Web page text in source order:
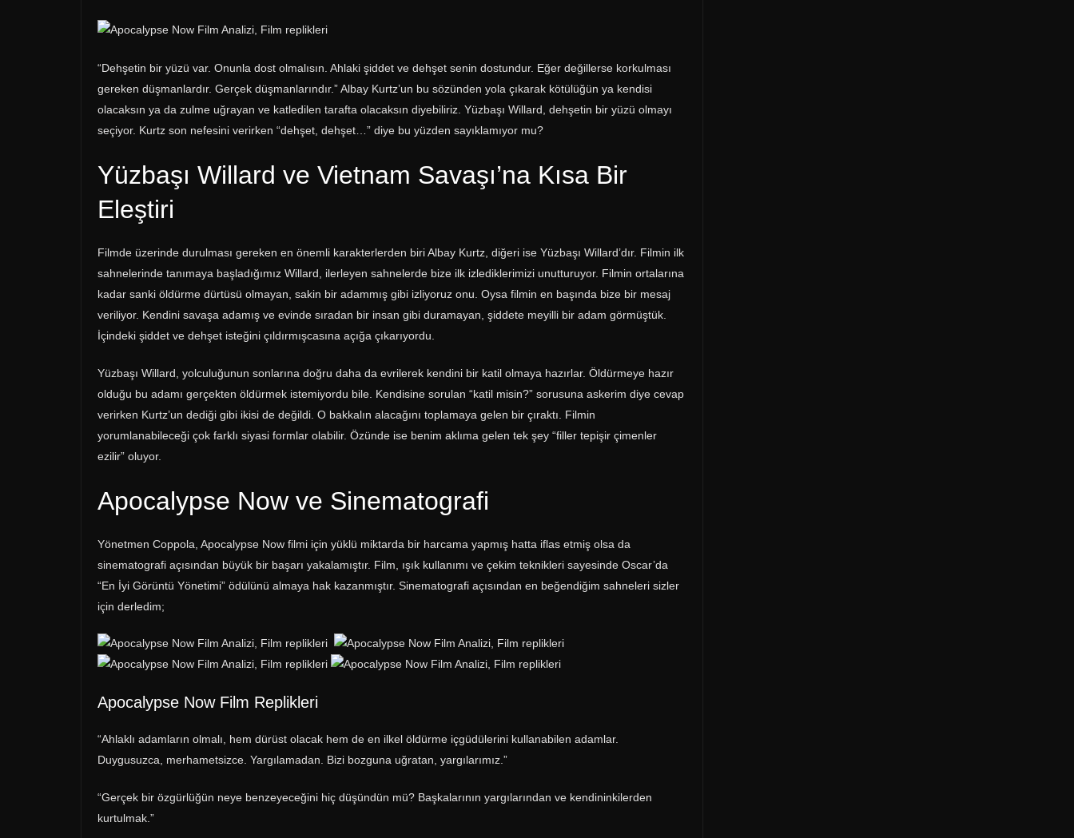
“Dehşetin bir yüzü var. Onunla dost olmalısın. Ahlaki şiddet ve dehşet senin dostundur. Eğer değillerse korkulması
gereken düşmanlardır. Gerçek düşmanlarındır.” Albay Kurtz’un bu sözünden yola çıkarak kötülüğün ya kendisi
olacaksın ya da zulme uğrayan ve katledilen tarafta olacaksın diyebiliriz. Yüzbaşı Willard, dehşetin bir yüzü olmayı
seçiyor. Kurtz son nefesini verirken “dehşet, dehşet…” diye bu yüzden sayıklamıyor mu?
Yüzbaşı Willard ve Vietnam Savaşı’na Kısa Bir
Eleştiri
Filmde üzerinde durulması gereken en önemli karakterlerden biri Albay Kurtz, diğeri ise Yüzbaşı Willard’dır. Filmin ilk
sahnelerinde tanımaya başladığımız Willard, ilerleyen sahnelerde bize ilk izlediklerimizi unutturuyor. Filmin ortalarına
kadar sanki öldürme dürtüsü olmayan, sakin bir adammış gibi izliyoruz onu. Oysa filmin en başında bize bir mesaj
veriliyor. Kendini savaşa adamış ve evinde sıradan bir insan gibi duramayan, şiddete meyilli bir adam görmüştük.
İçindeki şiddet ve dehşet isteğini çıldırmışcasına açığa çıkarıyordu.
Yüzbaşı Willard, yolculuğunun sonlarına doğru daha da evrilerek kendini bir katil olmaya hazırlar. Öldürmeye hazır
olduğu bu adamı gerçekten öldürmek istemiyordu bile. Kendisine sorulan “katil misin?” sorusuna askerim diye cevap
verirken Kurtz’un dediği gibi ikisi de değildi. O bakkalın alacağını toplamaya gelen bir çıraktı. Filmin
yorumlanabileceği çok farklı siyasi formlar olabilir. Özünde ise benim aklıma gelen tek şey “filler tepişir çimenler
ezilir” oluyor.
Apocalypse Now ve Sinematografi
Yönetmen Coppola, Apocalypse Now filmi için yüklü miktarda bir harcama yapmış hatta iflas etmiş olsa da
sinematografi açısından büyük bir başarı yakalamıştır. Film, ışık kullanımı ve çekim teknikleri sayesinde Oscar’da
“En İyi Görüntü Yönetimi” ödülünü almaya hak kazanmıştır. Sinematografi açısından en beğendiğim sahneleri sizler
için derledim;
Apocalypse Now Film Replikleri
“Ahlaklı adamların olmalı, hem dürüst olacak hem de en ilkel öldürme içgüdülerini kullanabilen adamlar.
Duygusuzca, merhametsizce. Yargılamadan. Bizi bozguna uğratan, yargılarımız.”
“Gerçek bir özgürlüğün neye benzeyeceğini hiç düşündün mü? Başkalarının yargılarından ve kendininkilerden
kurtulmak.”